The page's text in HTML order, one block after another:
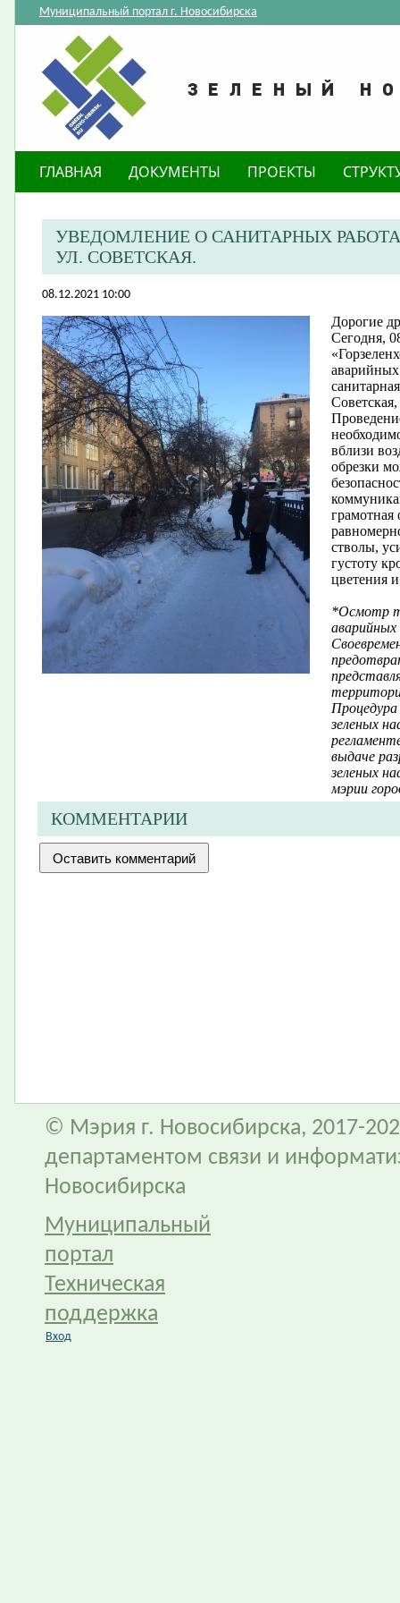
Муниципальный портал г. Новосибирска
ГЛАВНАЯ ДОКУМЕНТЫ ПРОЕКТЫ
УВЕДОМЛЕНИЕ О САНИТАРНЫХ
УЛ. СОВЕТСКАЯ.
08.12.2021 10:00
Дорогие
Сегодня,
вблизи
обрезки
грамотная
стволы,
густоту
цветения
*Осмотр
аварийных
Процедура
зеленых
выдаче
зеленых
мэрии
КОММЕНТАРИИ
© Мэрия г. Новосибирска, 2017-
департаментом связи и
Новосибирска
Муниципальный
портал
Техническая
поддержка
Вход